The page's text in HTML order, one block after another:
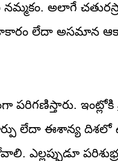
అలాగే
లేదా అసమాన
ఇంట్లోకి
లేదా ఈశాన్య దిశలో
ఎల్లప్పుడూ